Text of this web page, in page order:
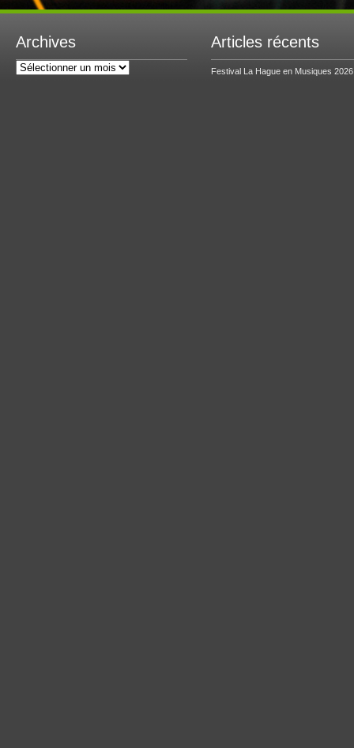
Archives
Archives
Articles récents
Festival La Hague en Musiques 2026